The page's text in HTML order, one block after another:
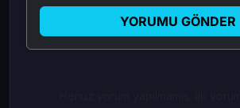
YORUMU GÖNDER